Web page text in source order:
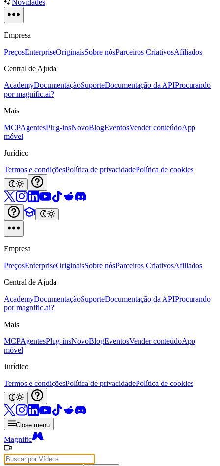
Novidades
Empresa
PreçosEnterpriseOriginaisSobre nósParceiros CriativosAfiliados
Central de Ajuda
AcademyDocumentaçãoSuporteDocumentação da APIProcurando
por magnific.ai?
Mais
MCPAgentesPlug-insNovoBlogEventosVender conteúdoApp
móvel
Jurídico
Termos e condiçõesPolítica de privacidadePolítica de cookies
Empresa
PreçosEnterpriseOriginaisSobre nósParceiros CriativosAfiliados
Central de Ajuda
AcademyDocumentaçãoSuporteDocumentação da APIProcurando
por magnific.ai?
Mais
MCPAgentesPlug-insNovoBlogEventosVender conteúdoApp
móvel
Jurídico
Termos e condiçõesPolítica de privacidadePolítica de cookies
Close menu
Magnific